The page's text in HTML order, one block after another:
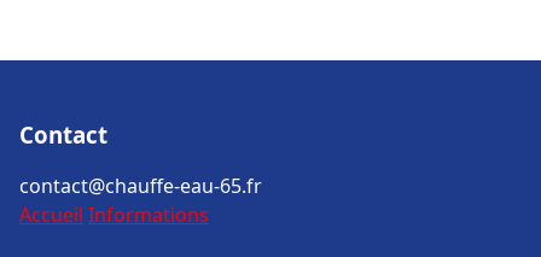
Contact
contact@chauffe-eau-65.fr
Accueil Informations